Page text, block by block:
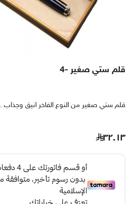
قلم ستي صغير -4
قلم ستي صغير من النوع الفاخر انيق وجذاب .
٣٢.١٣